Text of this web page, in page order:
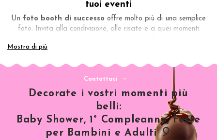
tuoi eventi
Un foto booth di successo offre molto più di una semplice
foto. Invita alla condivisione, alle risate e a quei momenti
animazione si adatta a ogni occasione. Ogni dettaglio conta
per creare un angolo fotografico vivace, elegante o
stravagante, a seconda dell'atmosfera che desideri. 🎉
Scopri i nostri accessori photobooth personalizzati e la nostra
selezione di accessori foto per compleanni, dai kit photobooth
completi agli accessori foto per bambini. Trova la scenografia
che ti rappresenta tra i nostri vari temi photo booth.
Mostra di più
Contattaci
Decorate i vostri momenti più
belli:
Baby Shower, 1° Compleanno, Feste
per Bambini e Adulti 🎈